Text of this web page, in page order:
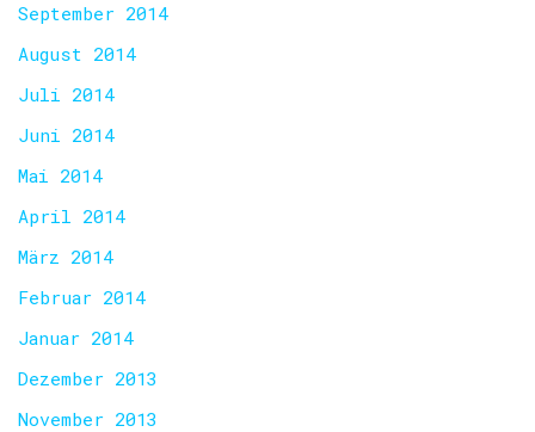
September 2014
August 2014
Juli 2014
Juni 2014
Mai 2014
April 2014
März 2014
Februar 2014
Januar 2014
Dezember 2013
November 2013